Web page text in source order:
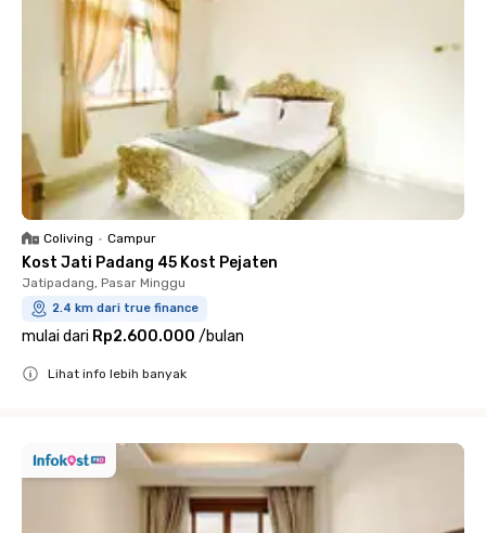
Coliving • Campur
Kost Jati Padang 45 Kost Pejaten
Jatipadang, Pasar Minggu
2.4 km dari true finance
mulai dari Rp2.600.000 /bulan
Lihat info lebih banyak